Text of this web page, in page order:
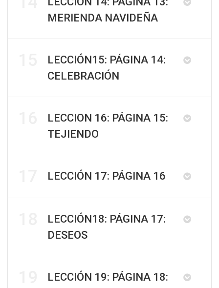
MERIENDA NAVIDEÑA
LECCIÓN15: PÁGINA 14:
CELEBRACIÓN
LECCION 16: PÁGINA 15:
TEJIENDO
LECCIÓN 17: PÁGINA 16
LECCIÓN18: PÁGINA 17:
DESEOS
LECCIÓN 19: PÁGINA 18: